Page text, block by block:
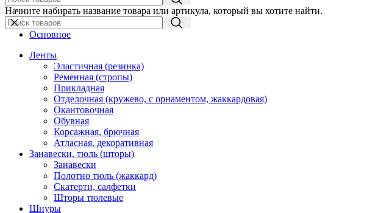
Начните набирать название товара или артикула, который вы хотите найти.
Основное
Ленты
Эластичная (резинка)
Ременная (стропы)
Прикладная
Отделочная (кружево, с орнаментом, жаккардовая)
Окантовочная
Обувная
Корсажная, брючная
Атласная, декоративная
Занавески, тюль (шторы)
Занавески
Полотно тюль (жаккард)
Скатерти, салфетки
Шторы тюлевые
Шнуры